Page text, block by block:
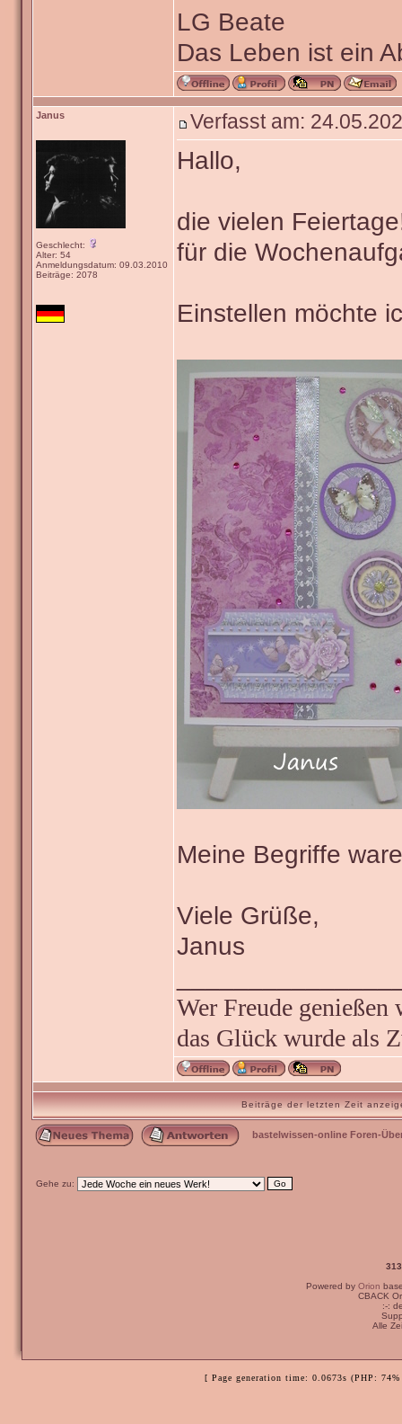
LG Beate
Das Leben ist ein
Janus
Geschlecht:
Alter: 54
Anmeldungsdatum: 09.03.2010
Beiträge: 2078
Verfasst am:
Hallo,
die vielen
für die
Einstellen möchte
Meine Begriffe
Viele Grüße,
Janus
Wer Freude
das Glück wurde als
Beiträge der letzten Zeit
bastelwissen-online Foren-
Gehe zu:
Powered by Orion
CBACK
:-:
Alle
[ Page generation time: 0.0673s (PHP: